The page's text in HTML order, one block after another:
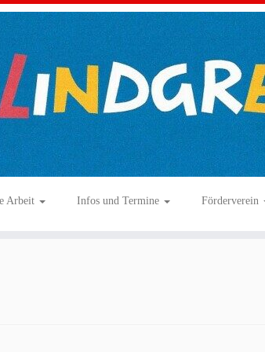
Arbeit Infos und Termine Förderverein